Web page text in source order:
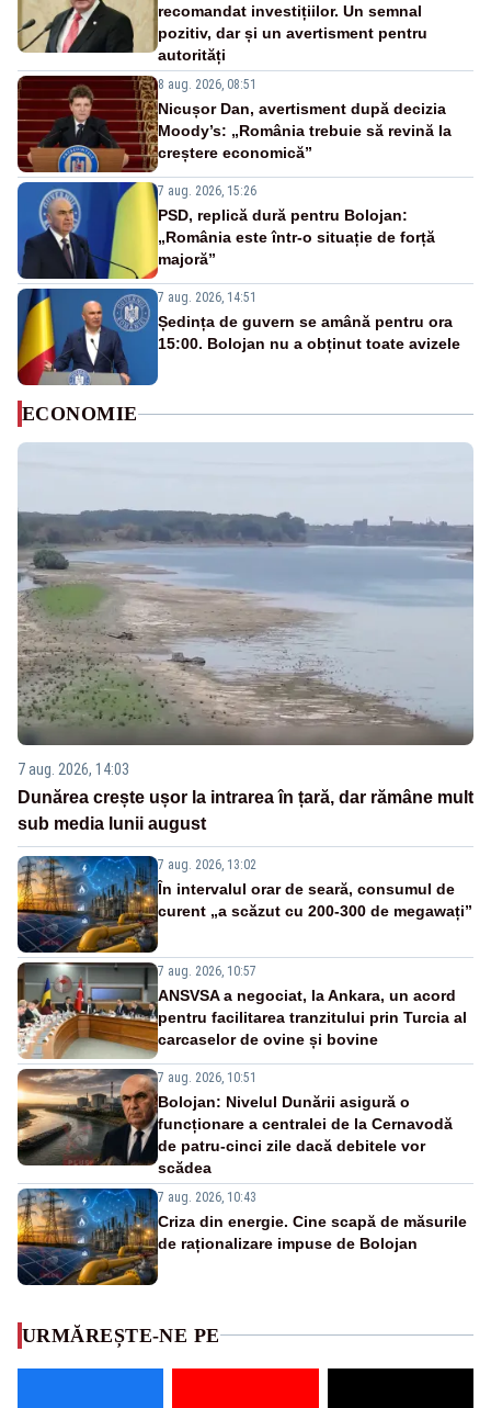
recomandat investițiilor. Un semnal
pozitiv, dar și un avertisment pentru
autorități
8 aug. 2026, 08:51
Nicușor Dan, avertisment după decizia
Moody’s: „România trebuie să revină la
creștere economică”
7 aug. 2026, 15:26
PSD, replică dură pentru Bolojan:
„România este într-o situație de forță
majoră”
7 aug. 2026, 14:51
Ședința de guvern se amână pentru ora
15:00. Bolojan nu a obținut toate avizele
ECONOMIE
7 aug. 2026, 14:03
Dunărea crește ușor la intrarea în țară, dar rămâne mult
sub media lunii august
7 aug. 2026, 13:02
În intervalul orar de seară, consumul de
curent „a scăzut cu 200-300 de megawați”
7 aug. 2026, 10:57
ANSVSA a negociat, la Ankara, un acord
pentru facilitarea tranzitului prin Turcia al
carcaselor de ovine și bovine
7 aug. 2026, 10:51
Bolojan: Nivelul Dunării asigură o
funcționare a centralei de la Cernavodă
de patru-cinci zile dacă debitele vor
scădea
7 aug. 2026, 10:43
Criza din energie. Cine scapă de măsurile
de raționalizare impuse de Bolojan
URMĂREȘTE-NE PE